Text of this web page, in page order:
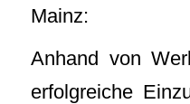
Mainz:
Anhand von
erfolgreiche